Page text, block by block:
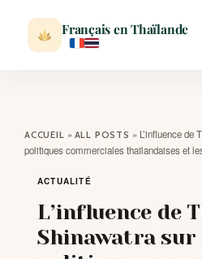
Français en Thaïlande
VISITER
ACCUEIL » ALL POSTS » L’influence de
politiques commerciales thaïlandaises et
ACTUALITÉ
L’influence de
Shinawatra sur